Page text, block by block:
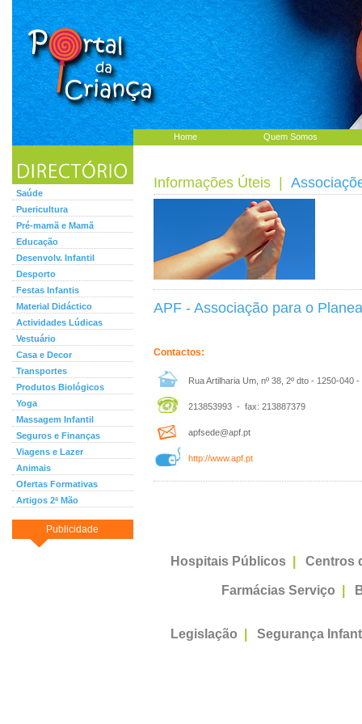
Home Quem Somos
Saúde
Puericultura
Pré-mamã e Mamã
Educação
Desenvolv. Infantil
Desporto
Festas Infantis
Material Didáctico
Actividades Lúdicas
Vestuário
Casa e Decor
Transportes
Produtos Biológicos
Yoga
Massagem Infantil
Seguros e Finanças
Viagens e Lazer
Animais
Ofertas Formativas
Artigos 2ª Mão
Publicidade
Informações Úteis
APF - Associação para o
Contactos:
Rua Artilharia Um, nº 38, 2º dto - 1250-040
213853993 - fax: 213887379
apfsede@apf.pt
http://www.apf.pt
Hospitais Públicos Centros
Farmácias Serviço
Legislação Segurança